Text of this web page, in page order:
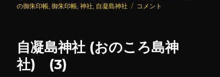
日:
ゴ
の御朱印帳 ,御朱印帳 ,神社 自凝島神社
自
社
コメント
自凝島神社 (おのころ島神
社) (3)